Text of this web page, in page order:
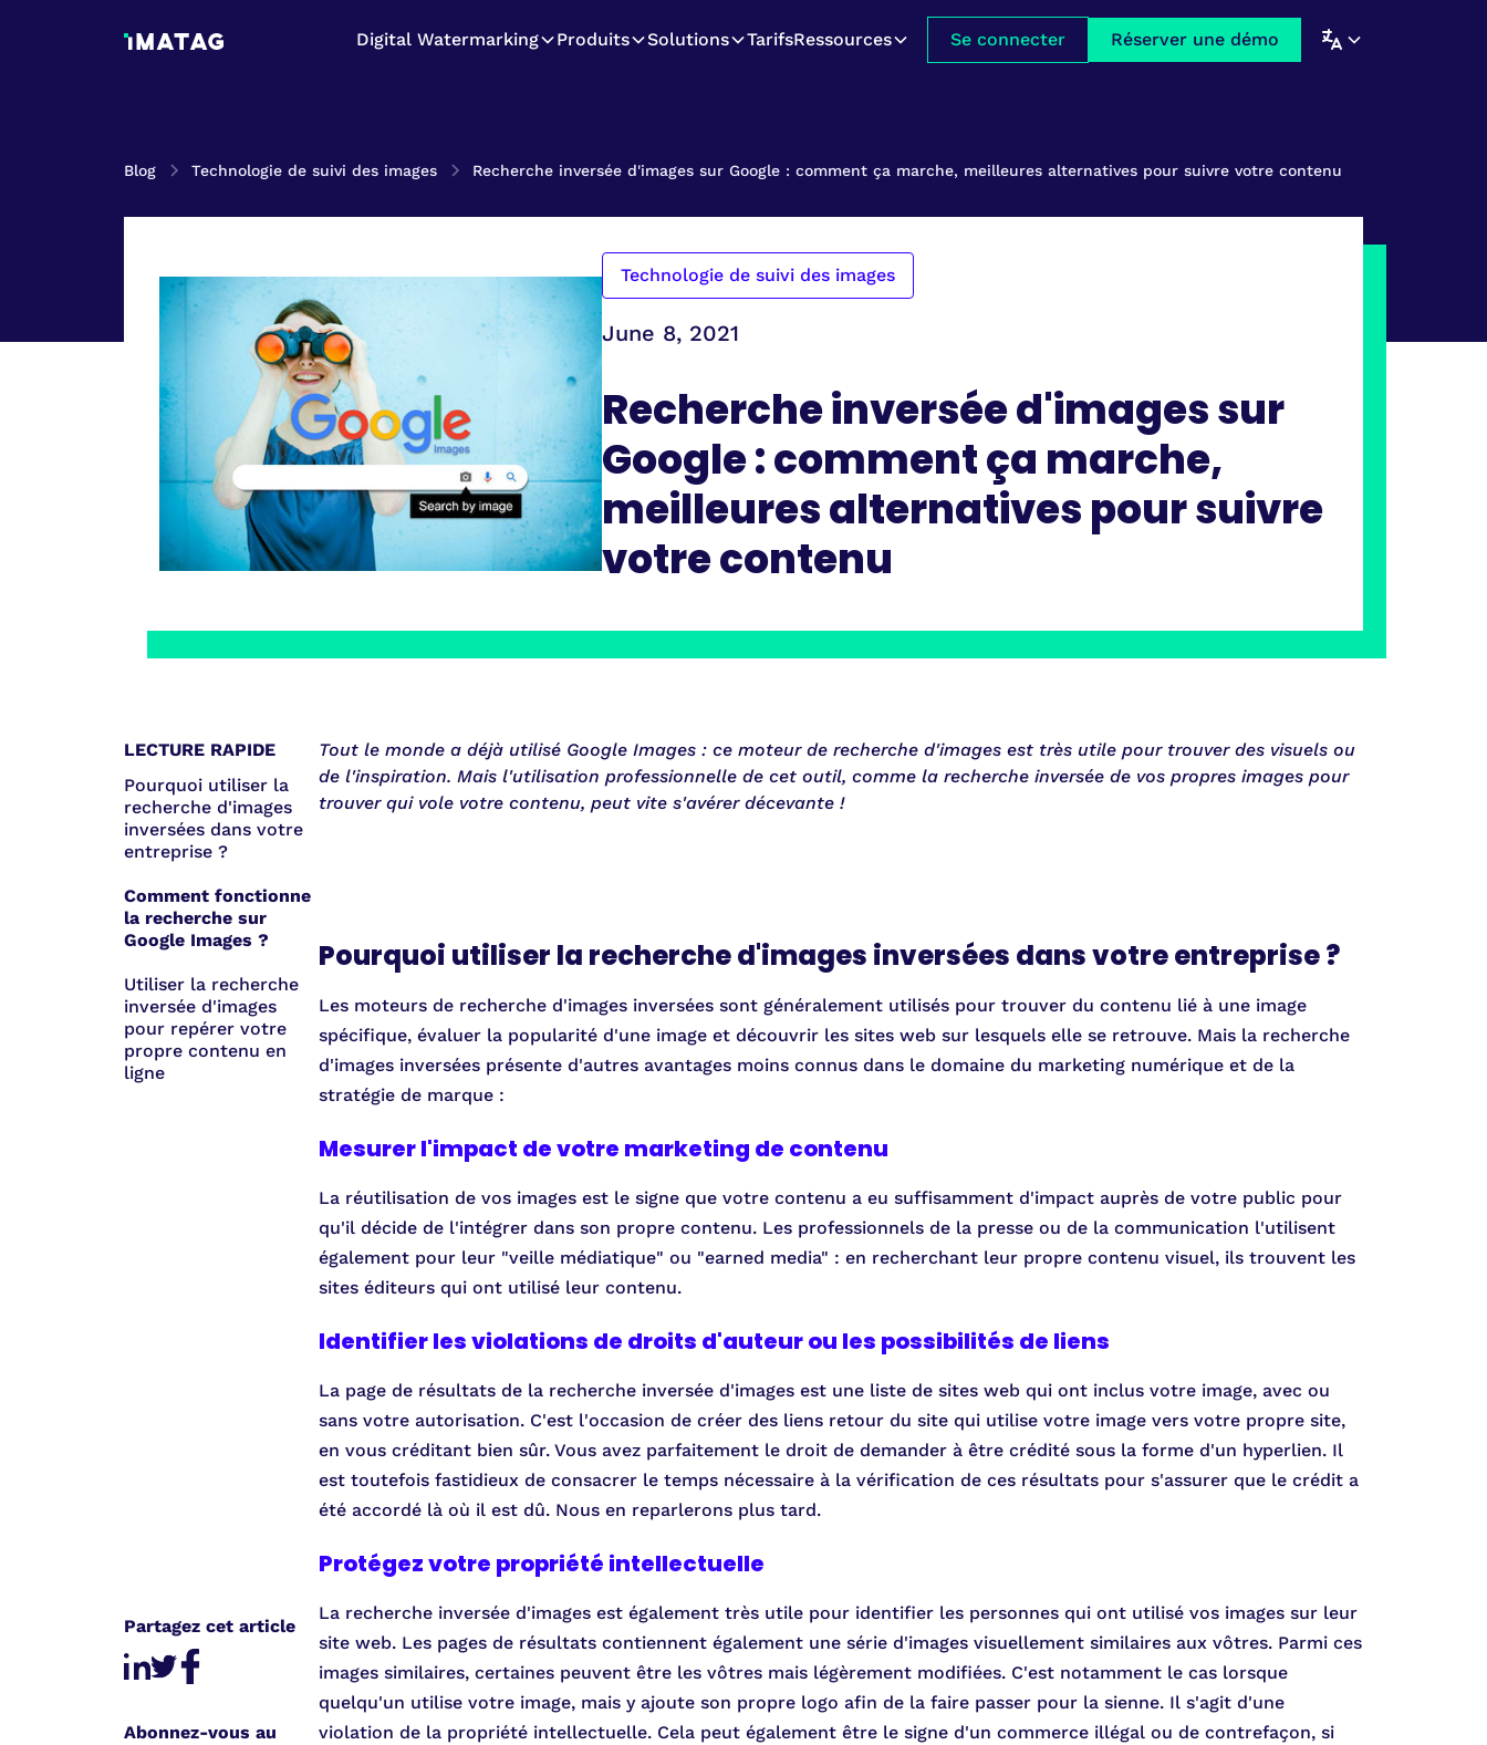
Digital Watermarking Produits Solutions TarifsRessources Se connecter Réserver une démo
Blog Technologie de suivi des images Recherche inversée d'images sur Google : comment ça marche, meilleures alternatives pour suivre votre contenu
Technologie de suivi des images
June 8, 2021
Recherche inversée d'images sur
Google : comment ça marche,
meilleures alternatives pour suivre
votre contenu
LECTURE RAPIDE
Pourquoi utiliser la
recherche d'images
inversées dans votre
entreprise ?
Comment fonctionne
la recherche sur
Google Images ?
Utiliser la recherche
inversée d'images
pour repérer votre
propre contenu en
ligne
Partagez cet article
Abonnez-vous au
Tout le monde a déjà utilisé Google Images : ce moteur de recherche d'images est très utile pour trouver des visuels ou
de l'inspiration. Mais l'utilisation professionnelle de cet outil, comme la recherche inversée de vos propres images pour
trouver qui vole votre contenu, peut vite s'avérer décevante !
Pourquoi utiliser la recherche d'images inversées dans votre entreprise ?
Les moteurs de recherche d'images inversées sont généralement utilisés pour trouver du contenu lié à une image
spécifique, évaluer la popularité d'une image et découvrir les sites web sur lesquels elle se retrouve. Mais la recherche
d'images inversées présente d'autres avantages moins connus dans le domaine du marketing numérique et de la
stratégie de marque :
Mesurer l'impact de votre marketing de contenu
La réutilisation de vos images est le signe que votre contenu a eu suffisamment d'impact auprès de votre public pour
qu'il décide de l'intégrer dans son propre contenu. Les professionnels de la presse ou de la communication l'utilisent
également pour leur "veille médiatique" ou "earned media" : en recherchant leur propre contenu visuel, ils trouvent les
sites éditeurs qui ont utilisé leur contenu.
Identifier les violations de droits d'auteur ou les possibilités de liens
La page de résultats de la recherche inversée d'images est une liste de sites web qui ont inclus votre image, avec ou
sans votre autorisation. C'est l'occasion de créer des liens retour du site qui utilise votre image vers votre propre site,
en vous créditant bien sûr. Vous avez parfaitement le droit de demander à être crédité sous la forme d'un hyperlien. Il
est toutefois fastidieux de consacrer le temps nécessaire à la vérification de ces résultats pour s'assurer que le crédit a
été accordé là où il est dû. Nous en reparlerons plus tard.
Protégez votre propriété intellectuelle
La recherche inversée d'images est également très utile pour identifier les personnes qui ont utilisé vos images sur leur
site web. Les pages de résultats contiennent également une série d'images visuellement similaires aux vôtres. Parmi ces
images similaires, certaines peuvent être les vôtres mais légèrement modifiées. C'est notamment le cas lorsque
quelqu'un utilise votre image, mais y ajoute son propre logo afin de la faire passer pour la sienne. Il s'agit d'une
violation de la propriété intellectuelle. Cela peut également être le signe d'un commerce illégal ou de contrefaçon, si